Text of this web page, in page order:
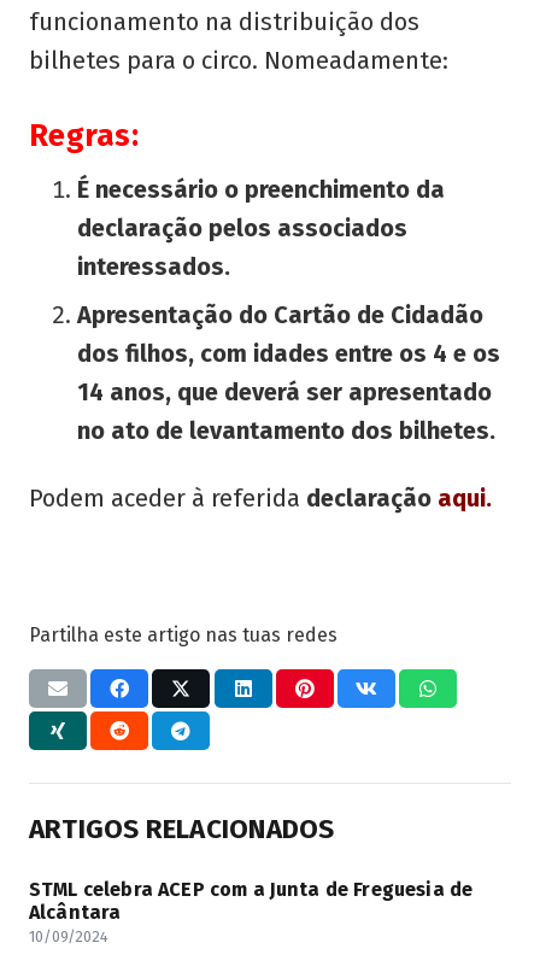
funcionamento na distribuição dos
bilhetes para o circo. Nomeadamente:
Regras:
É necessário o preenchimento da
declaração pelos associados
interessados.
Apresentação do Cartão de Cidadão
dos filhos, com idades entre os 4 e os
14 anos, que deverá ser apresentado
no ato de levantamento dos bilhetes.
Podem aceder à referida declaração aqui.
Partilha este artigo nas tuas redes
ARTIGOS RELACIONADOS
STML celebra ACEP com a Junta de Freguesia de
Alcântara
10/09/2024